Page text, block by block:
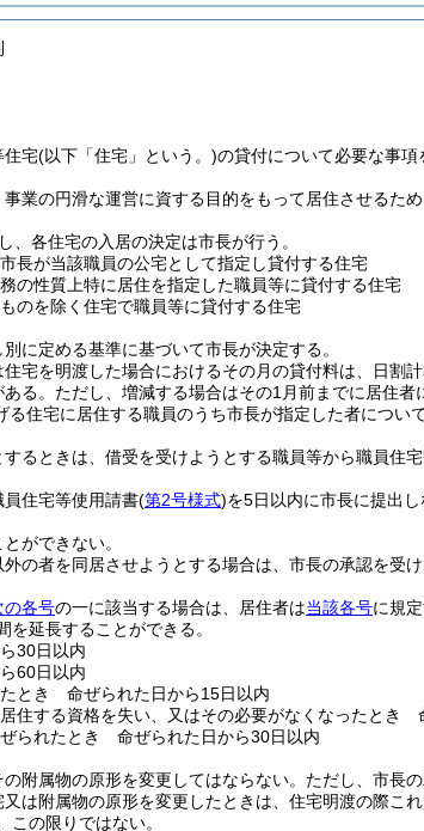
住宅(以下「住宅」という。)の貸付について必要な事項
業の円滑な運営に資する目的をもって居住させるた
、各住宅の入居の決定は市長が行う。
長が当該職員の公宅として指定し貸付する住宅
の性質上特に居住を指定した職員等に貸付する住宅
のを除く住宅で職員等に貸付する住宅
に定める基準に基づいて市長が決定する。
宅を明渡した場合におけるその月の貸付料は、日割計
る。 ただし、増減する場合はその1月前までに居住者
る住宅に居住する職員のうち市長が指定した者につい
るときは、借受を受けようとする職員等から職員住
住宅等使用請書(第2号様式)を5日以内に市長に提出し
ができない。
の者を同居させようとする場合は、市長の承認を受け
の各号の一に該当する場合は、居住者は当該各号に規
延長することができる。
30日以内
60日以内
とき 命ぜられた日から15日以内
住する資格を失い、又はその必要がなくなったとき
られたとき 命ぜられた日から30日以内
附属物の原形を変更してはならない。 ただし、市長
は附属物の原形を変更したときは、住宅明渡の際こ
この限りではない。